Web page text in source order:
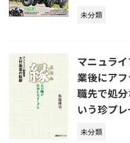
未分類
マニュラ
業後にア
職先で処
いう珍プレ
未分類